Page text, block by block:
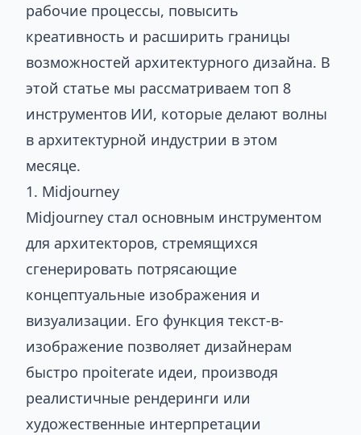
рабочие процессы, повысить
креативность и расширить границы
возможностей архитектурного дизайна. В
этой статье мы рассматриваем топ 8
инструментов ИИ, которые делают волны
в архитектурной индустрии в этом
месяце.
1. Midjourney
Midjourney стал основным инструментом
для архитекторов, стремящихся
сгенерировать потрясающие
концептуальные изображения и
визуализации. Его функция текст-в-
изображение позволяет дизайнерам
быстро проiterate идеи, производя
реалистичные рендеринги или
художественные интерпретации